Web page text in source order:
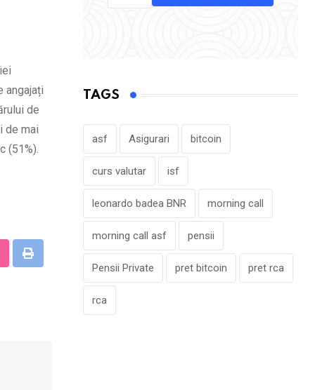
angajați
de
de mai
(51%).
Print
TAGS
asf Asigurari bitcoin
curs valutar isf
leonardo badea BNR morning call
morning call asf pensii
Pensii Private pret bitcoin pret rca
rca